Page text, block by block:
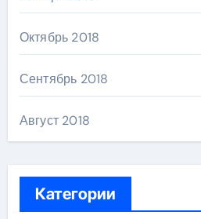
Октябрь 2018
Сентябрь 2018
Август 2018
Категории